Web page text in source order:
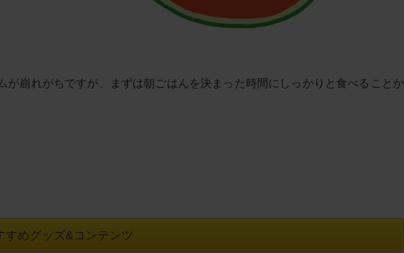
が崩れがちですが、まずは朝ごはんを決まった時間にしっかりと食べることか
すめグッズ&コンテンツ